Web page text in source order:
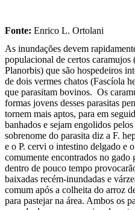
Fonte: Enrico L. Ortolani
As inundações devem
populacional de certos caramujos
Planorbis) que são hospedeiros
de dois vermes chatos (Fascíola
que parasitam bovinos. Os
formas jovens desses parasitas
tornem mais aptos, para em
banhados e sejam engolidos
sobrenome do parasita diz a F.
e o P. cervi o intestino delgado e
comumente encontrados no gado
dentro de pouco tempo
baixadas recém-inundadas e
comum após a colheita do arroz
para pastejar na área. Ambos os